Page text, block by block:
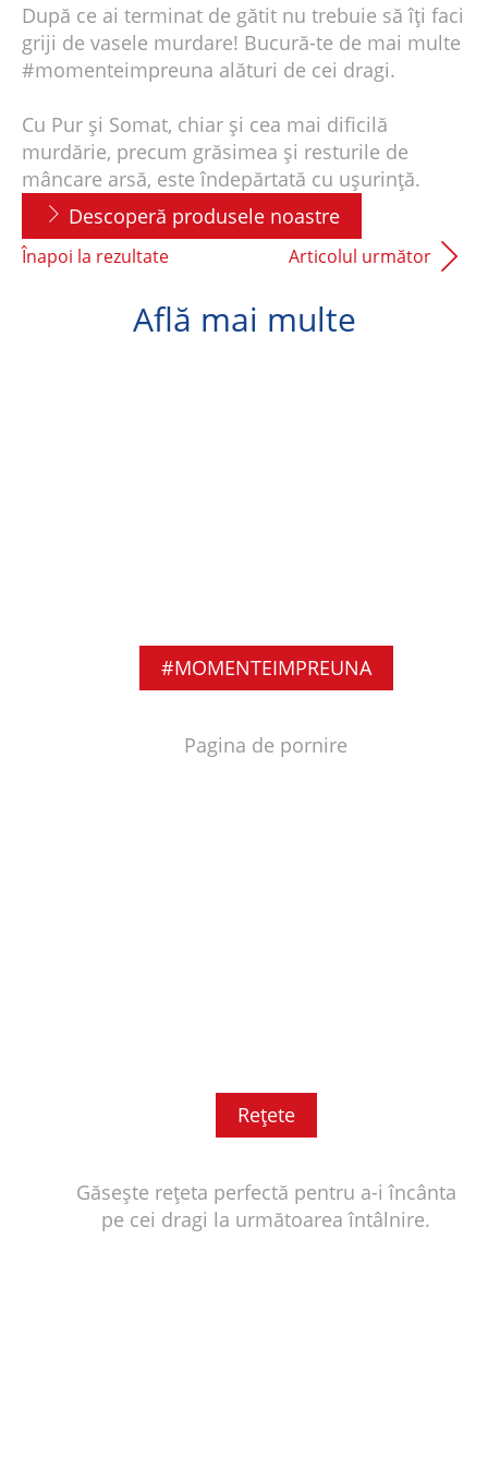
După ce ai terminat de gătit nu trebuie să îți faci
griji de vasele murdare! Bucură-te de mai multe
#momenteimpreuna alături de cei dragi.
Cu Pur și Somat, chiar și cea mai dificilă
murdărie, precum grăsimea și resturile de
mâncare arsă, este îndepărtată cu ușurință.
Descoperă produsele noastre
Înapoi la rezultate Articolul următor
Află mai multe
#MOMENTEIMPREUNA
Pagina de pornire
Reţete
Găsește rețeta perfectă pentru a-i încânta
pe cei dragi la următoarea întâlnire.